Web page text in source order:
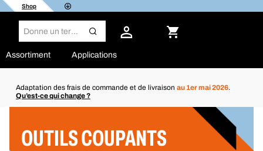
Shop
Assortiment Applications
Adaptation des frais de commande et de livraison au 1er mai 2026.
Qu’est-ce qui change ?
OUTILS COUPANTS